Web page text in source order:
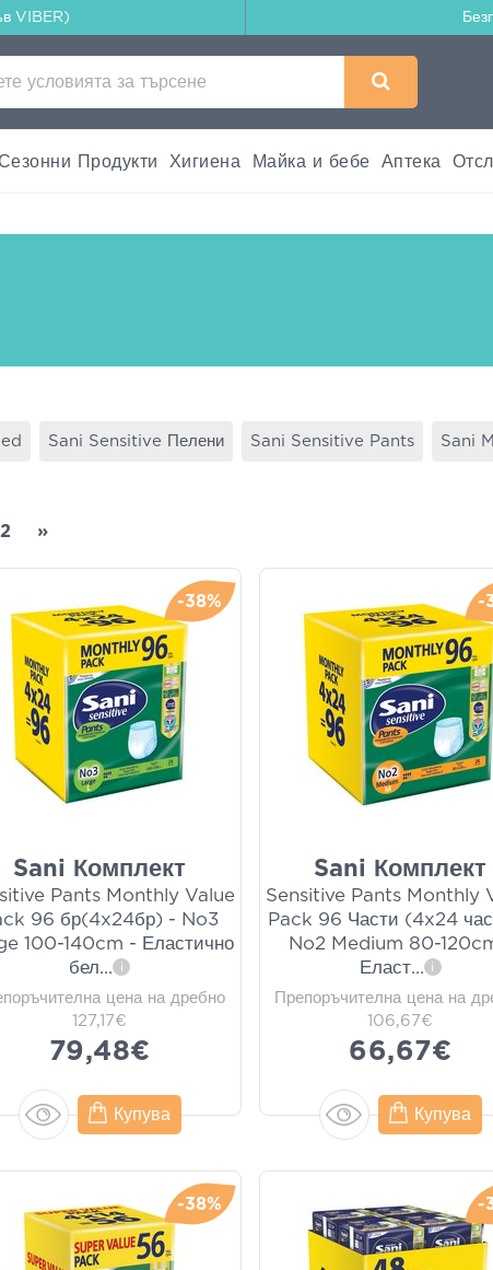
VIBER)
Продукти Хигиена Майка и бебе Аптека
Sani Sensitive Пелени Sani Sensitive Pants Sani
2 »
-38%
Sani Комплект
Pants Monthly Value
96 бр(4x24бр) - No3
100-140cm - Еластично
бел... i
цена на дребно
127,17€
79,48€
Купува
-
Sani Комплект
Sensitive Pants Monthly
Pack 96 Части (4x24
No2 Medium 80-
Еласт... i
Препоръчителна цена на
106,67€
66,67€
Купува
-38% -